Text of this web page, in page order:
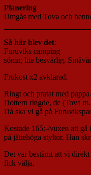
Planering
Umgås med Tova och
Så här blev det:
Furuviks camping
sömn; lite besvärlig.
Frukost x2 avklarad.
Ringt och pratat med pappa.
Dottern ringde, de (Tova
Då ska vi gå på
Kostade 165:-/vuxen att gå
på jättehöga styltor. Han
Det var bestämt att vi
fick välja.